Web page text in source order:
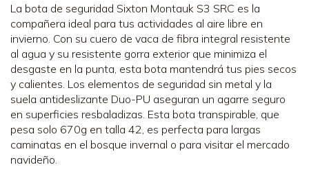
La bota de seguridad Sixton Montauk S3 SRC es la
compañera ideal para tus actividades al aire libre en
invierno. Con su cuero de vaca de fibra integral resistente
al agua y su resistente gorra exterior que minimiza el
desgaste en la punta, esta bota mantendrá tus pies secos
y calientes. Los elementos de seguridad sin metal y la
suela antideslizante Duo-PU aseguran un agarre seguro
en superficies resbaladizas. Esta bota transpirable, que
pesa solo 670g en talla 42, es perfecta para largas
caminatas en el bosque invernal o para visitar el mercado
navideño.